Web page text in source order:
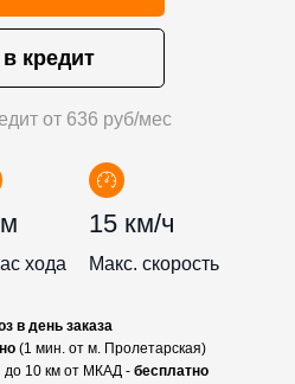
хода Макс. скорость
15 км/ч
от 636 руб/мес
в день заказа
(1 мин. от м. Пролетарская)
до 10 км от МКАД - бесплатно
кредит